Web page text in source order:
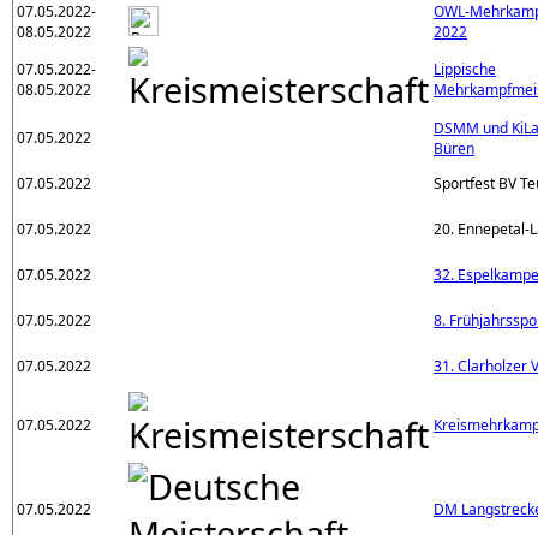
07.05.2022-
08.05.2022
OWL-
2022
07.05.2022-
08.05.2022
Lippische
07.05.2022
DSMM und
Büren
07.05.2022
Sportfest BV
07.05.2022 20. Ennepetal-
07.05.2022 32.
07.05.2022 8.
07.05.2022 31. Clarholzer
07.05.2022
07.05.2022 DM